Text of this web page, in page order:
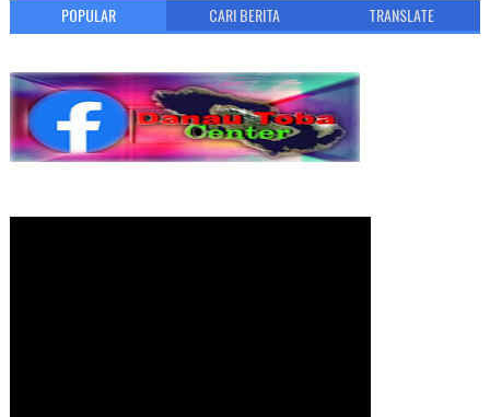
POPULAR CARI BERITA TRANSLATE